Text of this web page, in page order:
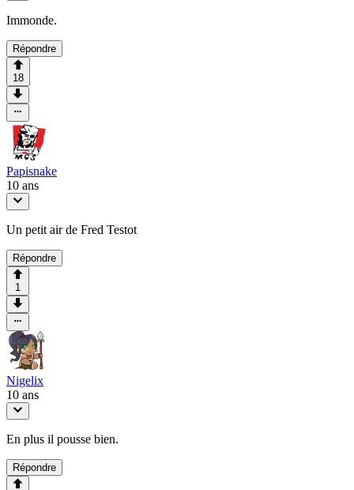
Immonde.
Répondre
18
Papisnake
10 ans
Un petit air de Fred Testot
Répondre
1
Nigelix
10 ans
En plus il pousse bien.
Répondre